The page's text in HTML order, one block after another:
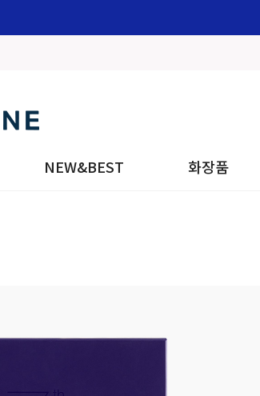
NEW&BEST 화장품